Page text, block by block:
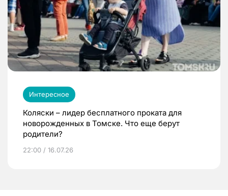
Интересное
Коляски – лидер бесплатного проката для
новорожденных в Томске. Что еще берут
родители?
22:00 / 16.07.26